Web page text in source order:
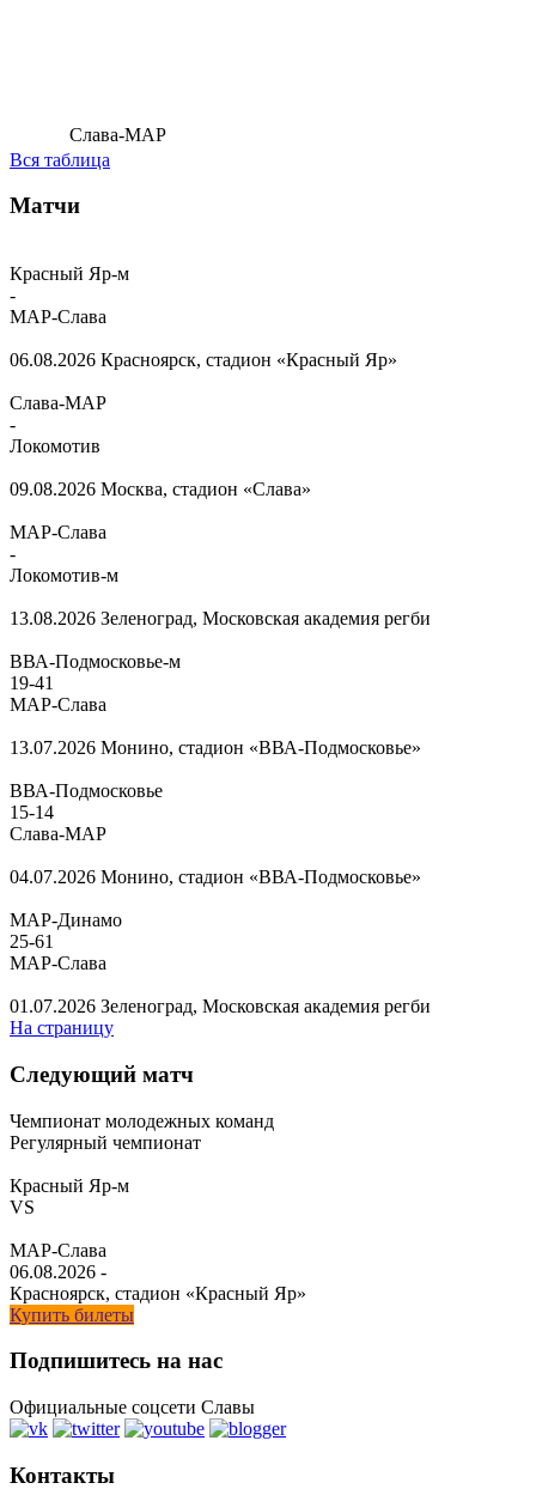
Слава-МАР
Вся таблица
Матчи
Красный Яр-м
-
МАР-Слава
06.08.2026 Красноярск, стадион «Красный Яр»
Слава-МАР
-
Локомотив
09.08.2026 Москва, стадион «Слава»
МАР-Слава
-
Локомотив-м
13.08.2026 Зеленоград, Московская академия регби
ВВА-Подмосковье-м
19-41
МАР-Слава
13.07.2026 Монино, стадион «ВВА-Подмосковье»
ВВА-Подмосковье
15-14
Слава-МАР
04.07.2026 Монино, стадион «ВВА-Подмосковье»
МАР-Динамо
25-61
МАР-Слава
01.07.2026 Зеленоград, Московская академия регби
На страницу
Следующий матч
Чемпионат молодежных команд
Регулярный чемпионат
Красный Яр-м
VS
МАР-Слава
06.08.2026 -
Красноярск, стадион «Красный Яр»
Купить билеты
Подпишитесь на нас
Официальные соцсети Славы
Контакты